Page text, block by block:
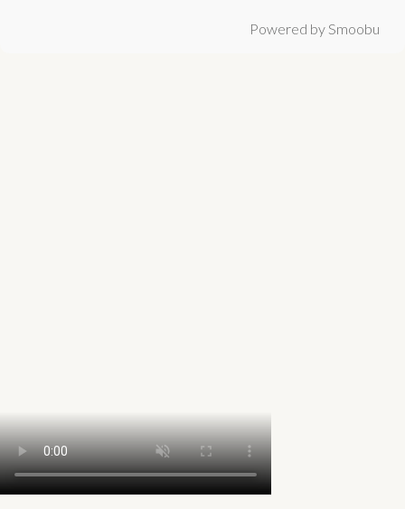
Powered by Smoobu